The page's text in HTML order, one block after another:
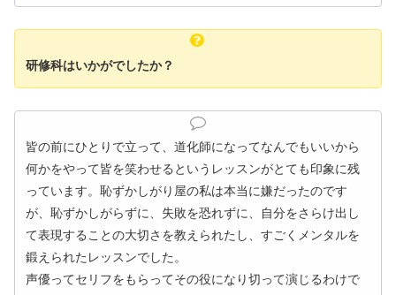
研修科はいかがでしたか？
皆の前にひとりで立って、道化師になってなんでもいいから
何かをやって皆を笑わせるというレッスンがとても印象に残
っています。恥ずかしがり屋の私は本当に嫌だったのです
が、恥ずかしがらずに、失敗を恐れずに、自分をさらけ出し
て表現することの大切さを教えられたし、すごくメンタルを
鍛えられたレッスンでした。
声優ってセリフをもらってその役になり切って演じるわけで